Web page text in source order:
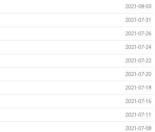
2021-08-03
2021-07-31
2021-07-26
2021-07-24
2021-07-22
2021-07-20
2021-07-18
2021-07-16
2021-07-11
2021-07-08